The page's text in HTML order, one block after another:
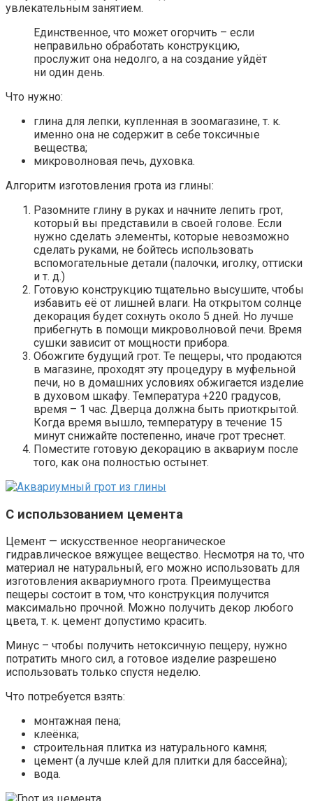
увлекательным занятием.
Единственное, что может огорчить – если
неправильно обработать конструкцию,
прослужит она недолго, а на создание уйдёт
ни один день.
Что нужно:
глина для лепки, купленная в зоомагазине, т. к.
именно она не содержит в себе токсичные
вещества;
микроволновая печь, духовка.
Алгоритм изготовления грота из глины:
Разомните глину в руках и начните лепить грот,
который вы представили в своей голове. Если
нужно сделать элементы, которые невозможно
сделать руками, не бойтесь использовать
вспомогательные детали (палочки, иголку, оттиски
и т. д.)
Готовую конструкцию тщательно высушите, чтобы
избавить её от лишней влаги. На открытом солнце
декорация будет сохнуть около 5 дней. Но лучше
прибегнуть в помощи микроволновой печи. Время
сушки зависит от мощности прибора.
Обожгите будущий грот. Те пещеры, что продаются
в магазине, проходят эту процедуру в муфельной
печи, но в домашних условиях обжигается изделие
в духовом шкафу. Температура +220 градусов,
время – 1 час. Дверца должна быть приоткрытой.
Когда время вышло, температуру в течение 15
минут снижайте постепенно, иначе грот треснет.
Поместите готовую декорацию в аквариум после
того, как она полностью остынет.
С использованием цемента
Цемент — искусственное неорганическое
гидравлическое вяжущее вещество. Несмотря на то, что
материал не натуральный, его можно использовать для
изготовления аквариумного грота. Преимущества
пещеры состоит в том, что конструкция получится
максимально прочной. Можно получить декор любого
цвета, т. к. цемент допустимо красить.
Минус – чтобы получить нетоксичную пещеру, нужно
потратить много сил, а готовое изделие разрешено
использовать только спустя неделю.
Что потребуется взять:
монтажная пена;
клеёнка;
строительная плитка из натурального камня;
цемент (а лучше клей для плитки для бассейна);
вода.